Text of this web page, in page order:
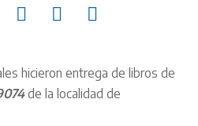
hicieron entrega de libros de
de la localidad de